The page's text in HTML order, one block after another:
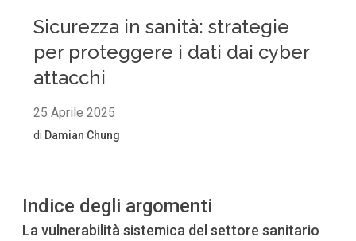
Indice degli argomenti
La vulnerabilità sistemica del settore sanitario